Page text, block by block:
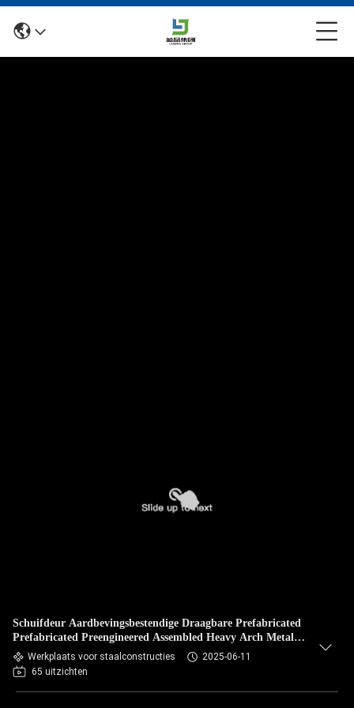
Schuifdeur Aardbevingsbestendige Draagbare Prefabricated
Prefabricated Preengineered Assembled Heavy Arch Metal
Building Steel Structure Frame Workshop Warehouse
Werkplaats voor staalconstructies
2025-06-11
65 uitzichten